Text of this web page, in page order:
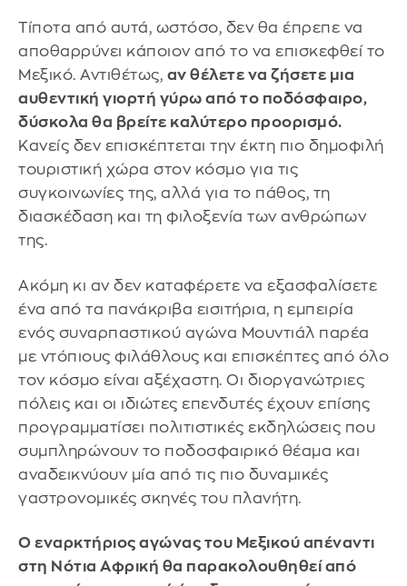
Τίποτα από αυτά, ωστόσο, δεν θα έπρεπε να
αποθαρρύνει κάποιον από το να επισκεφθεί το
Μεξικό. Αντιθέτως, αν θέλετε να ζήσετε μια
αυθεντική γιορτή γύρω από το ποδόσφαιρο,
δύσκολα θα βρείτε καλύτερο προορισμό.
Κανείς δεν επισκέπτεται την έκτη πιο δημοφιλή
τουριστική χώρα στον κόσμο για τις
συγκοινωνίες της, αλλά για το πάθος, τη
διασκέδαση και τη φιλοξενία των ανθρώπων
της.
Ακόμη κι αν δεν καταφέρετε να εξασφαλίσετε
ένα από τα πανάκριβα εισιτήρια, η εμπειρία
ενός συναρπαστικού αγώνα Μουντιάλ παρέα
με ντόπιους φιλάθλους και επισκέπτες από όλο
τον κόσμο είναι αξέχαστη. Οι διοργανώτριες
πόλεις και οι ιδιώτες επενδυτές έχουν επίσης
προγραμματίσει πολιτιστικές εκδηλώσεις που
συμπληρώνουν το ποδοσφαιρικό θέαμα και
αναδεικνύουν μία από τις πιο δυναμικές
γαστρονομικές σκηνές του πλανήτη.
Ο εναρκτήριος αγώνας του Μεξικού απέναντι
στη Νότια Αφρική θα παρακολουθηθεί από